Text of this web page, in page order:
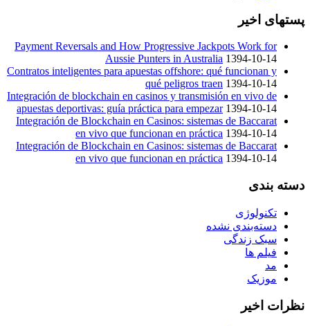
پستهای اخیر
Payment Reversals and How Progressive Jackpots Work for
Aussie Punters in Australia 1394-10-14
Contratos inteligentes para apuestas offshore: qué funcionan y
qué peligros traen 1394-10-14
Integración de blockchain en casinos y transmisión en vivo de
apuestas deportivas: guía práctica para empezar 1394-10-14
Integración de Blockchain en Casinos: sistemas de Baccarat
en vivo que funcionan en práctica 1394-10-14
Integración de Blockchain en Casinos: sistemas de Baccarat
en vivo que funcionan en práctica 1394-10-14
دسته بندی
تکنولوژی
دسته‌بندی نشده
سبک زندگی
فیلم ها
مد
موزیک
نظرات اخیر